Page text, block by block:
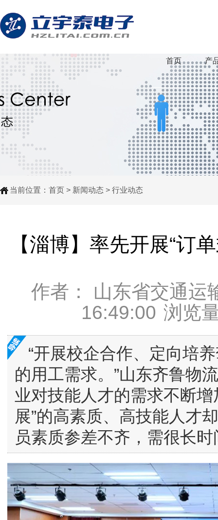
首页 产
当前位置： 首页 > 新闻动态 > 行业动态
【淄博】率先开展“订
作者： 山东省交通运
16:49:00 浏览
“开展校企合作、定向培
的用工需求。”山东齐鲁物
业对技能人才的需求不断
展”的高素质、高技能人才
员素质参差不齐，需很长